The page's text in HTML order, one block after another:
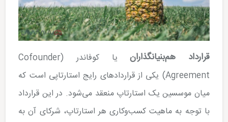
قرارداد هم‌بنیان­گذاران
یا کوفاندر (Cofounder
Agreement) یکی از قراردادهای رایج استارتاپی است که
میان موسسین یک استارتاپ منعقد می­‌شود. در این قرارداد
با توجه به ماهیت کسب‌وکاری هر استارتاپ، شرکای آن به